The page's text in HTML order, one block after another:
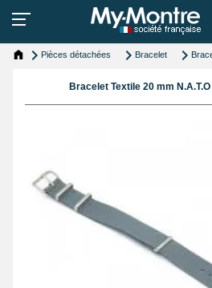
Pièces détachées Bracelet
Bracelet Textile 20 mm